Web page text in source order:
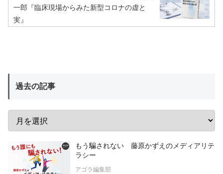
一郎『臨床現場からみた新型コロナの虚と
実』
過去の記事
もう騙されない 藤原かずえのメディアリテ
ラシー
アゴラ編集部